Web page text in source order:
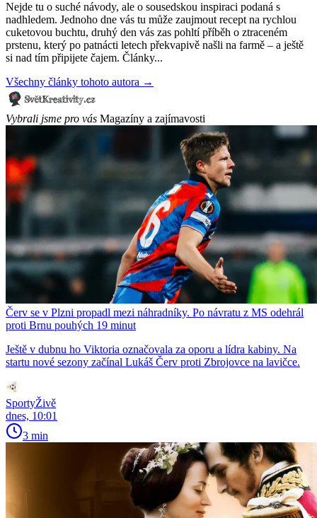
Nejde tu o suché návody, ale o sousedskou inspiraci podaná s
nadhledem. Jednoho dne vás tu může zaujmout recept na rychlou
cuketovou buchtu, druhý den vás zas pohltí příběh o ztraceném
prstenu, který po patnácti letech překvapivě našli na farmě – a ještě
si nad tím připijete čajem. Články...
Všechny články tohoto autora →
Vybrali jsme pro vás Magazíny a zajímavosti
Červ se v Plzni propadl mezi náhradníky. Po návratu z MS odehrál
proti Brnu pouhých 19 minut
Ještě v dubnu ho Viktoria označovala za oporu a lídra kabiny. Na
startu nové sezony začínal Lukáš Červ proti Zbrojovce na lavičce.
SportyŽivě
dnes, 10:01
3 min